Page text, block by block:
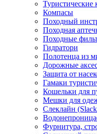
Туристические
Компасы
Походный
Походная
Походные
Гидратори
Полотенца из
Дорожные
Защита от
Гамаки
Кошельки для
Мешки для
Слеклайн
Фурнитура,